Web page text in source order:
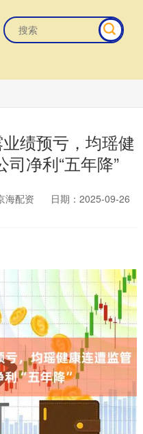
绩预亏，均瑶健
司净利“五年降”
海配资
日期：2025-09-26